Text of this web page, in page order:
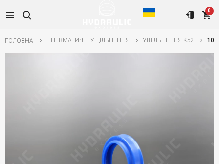
0
ГОЛОВНА ПНЕВМАТИЧНІ УЩІЛЬНЕННЯ УЩІЛЬНЕННЯ K52